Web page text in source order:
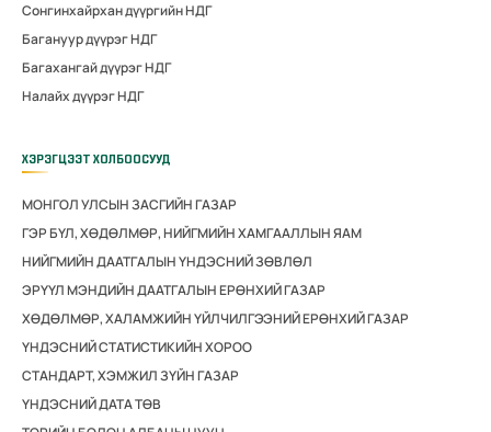
Сонгинхайрхан дүүргийн НДГ
Багануур дүүрэг НДГ
Багахангай дүүрэг НДГ
Налайх дүүрэг НДГ
ХЭРЭГЦЭЭТ ХОЛБООСУУД
МОНГОЛ УЛСЫН ЗАСГИЙН ГАЗАР
ГЭР БҮЛ, ХӨДӨЛМӨР, НИЙГМИЙН ХАМГААЛЛЫН ЯАМ
НИЙГМИЙН ДААТГАЛЫН ҮНДЭСНИЙ ЗӨВЛӨЛ
ЭРҮҮЛ МЭНДИЙН ДААТГАЛЫН ЕРӨНХИЙ ГАЗАР
ХӨДӨЛМӨР, ХАЛАМЖИЙН ҮЙЛЧИЛГЭЭНИЙ ЕРӨНХИЙ ГАЗАР
ҮНДЭСНИЙ СТАТИСТИКИЙН ХОРОО
СТАНДАРТ, ХЭМЖИЛ ЗҮЙН ГАЗАР
ҮНДЭСНИЙ ДАТА ТӨВ